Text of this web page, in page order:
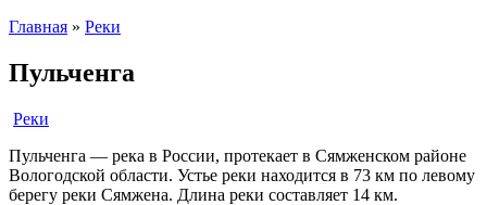
Главная » Реки
Пульченга
Реки
Пульченга — река в России, протекает в Сямженском районе
Вологодской области. Устье реки находится в 73 км по левому
берегу реки Сямжена. Длина реки составляет 14 км.